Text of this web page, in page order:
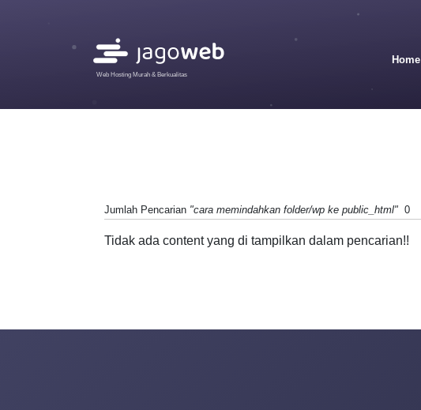
Web Hosting Murah & Berkualitas
Home
Jumlah Pencarian "cara memindahkan folder/wp ke public_html" 0
Tidak ada content yang di tampilkan dalam pencarian!!